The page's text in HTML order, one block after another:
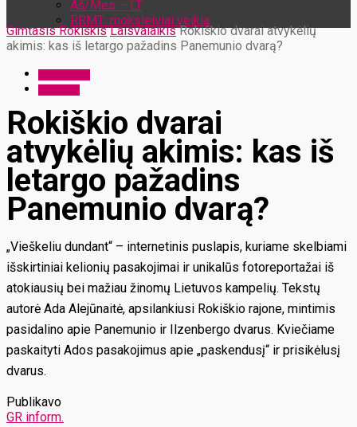
Aš/Mes – LT
RRMT: moksleiviai veikia
Gimtasis Rokiškis Laisvalaikis Rokiškio dvarai atvykėlių
akimis: kas iš letargo pažadins Panemunio dvarą?
Rokiškio dvarai
atvykėlių akimis: kas iš
letargo pažadins
Panemunio dvarą?
„Vieškeliu dundant“ – internetinis puslapis, kuriame skelbiami
išskirtiniai kelionių pasakojimai ir unikalūs fotoreportažai iš
atokiausių bei mažiau žinomų Lietuvos kampelių. Tekstų
autorė Ada Alejūnaitė, apsilankiusi Rokiškio rajone, mintimis
pasidalino apie Panemunio ir Ilzenbergo dvarus. Kviečiame
paskaityti Ados pasakojimus apie „paskendusį“ ir prisikėlusį
dvarus.
Publikavo
GR inform.